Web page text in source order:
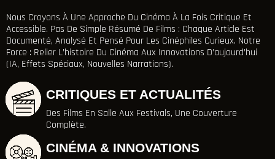
Nous Croyons À Une Approche Du Cinéma À La Fois Critique Et
Accessible. Pas De Simple Résumé De Films : Chaque Article Est
Documenté, Analysé Et Pensé Pour Les Cinéphiles Curieux. Notre
Force : Relier L’histoire Du Cinéma Aux Innovations D’aujourd’hui
(IA, Effets Spéciaux, Nouvelles Narrations).
CRITIQUES ET ACTUALITÉS
Des Films En Salle Aux Festivals, Une Couverture
Complète.
CINÉMA & INNOVATIONS